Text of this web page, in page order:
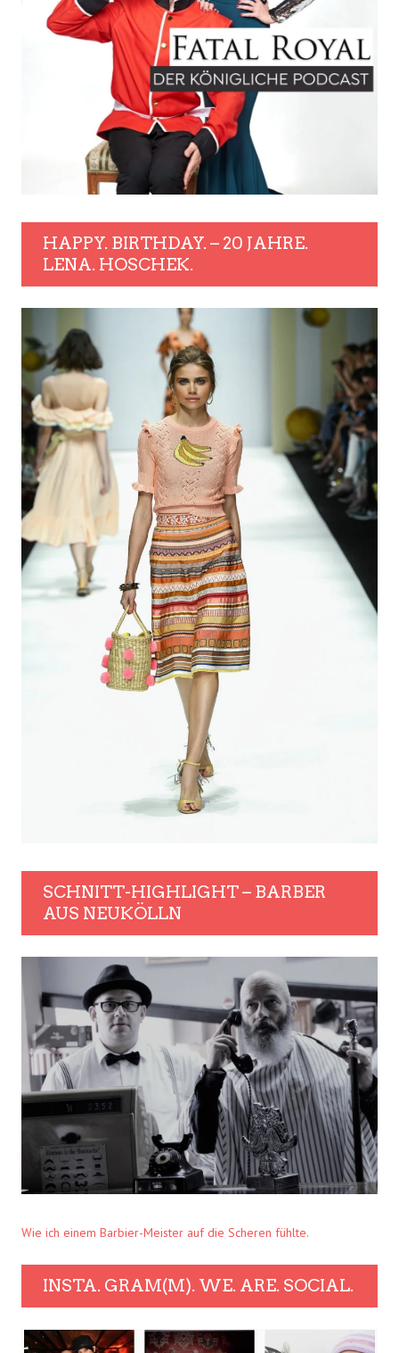
HAPPY. BIRTHDAY. – 20 JAHRE.
LENA. HOSCHEK.
SCHNITT-HIGHLIGHT – BARBER
AUS NEUKÖLLN
Wie ich einem Barbier-Meister auf die Scheren fühlte.
INSTA. GRAM(M). WE. ARE. SOCIAL.